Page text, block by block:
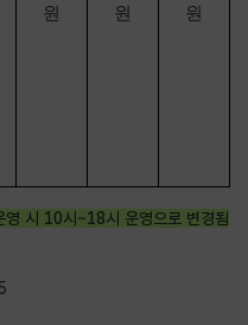
원
원
원
시 10시~18시 운영으로 변경됨